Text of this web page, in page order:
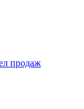
продаж